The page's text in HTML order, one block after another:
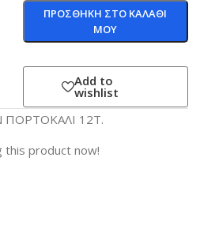
ΠΡΟΣΘΗΚΗ ΣΤΟ ΚΑΛΑΘΙ
ΜΟΥ
Add to
wishlist
ΠΟΡΤΟΚΑΛΙ 12Τ.
this product now!